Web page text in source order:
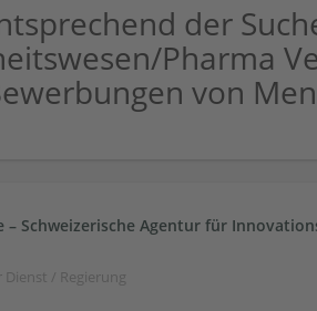
der
Pharma
von
– Schweizerische Agentur für
/ Regierung